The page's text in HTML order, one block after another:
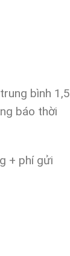
bình 1,5
báo thời
+ phí gửi